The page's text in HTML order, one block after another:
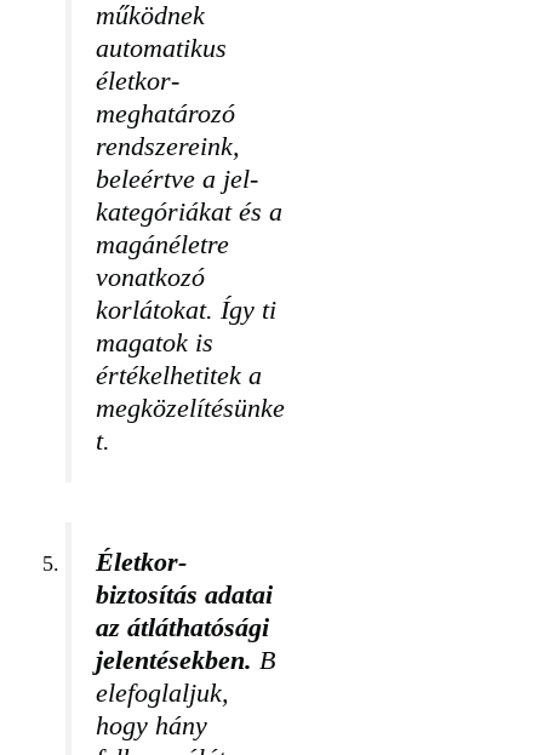
működnek
automatikus
életkor-
meghatározó
rendszereink,
beleértve a jel-
kategóriákat és a
magánéletre
vonatkozó
korlátokat. Így ti
magatok is
értékelhetitek a
megközelítésünke
t.
Életkor-
biztosítás adatai
az átláthatósági
jelentésekben. B
elefoglaljuk,
hogy hány